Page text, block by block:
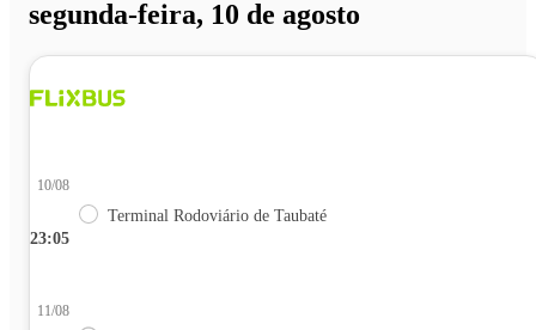
segunda-feira, 10 de agosto
23:05
10/08
Terminal Rodoviário de Taubaté
11/08